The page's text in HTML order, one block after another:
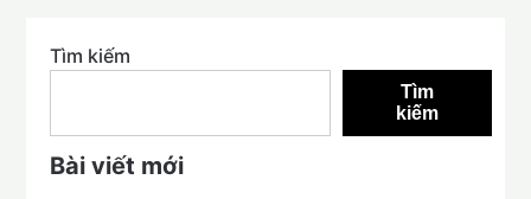
Tìm kiếm
Tìm
kiếm
Bài viết mới